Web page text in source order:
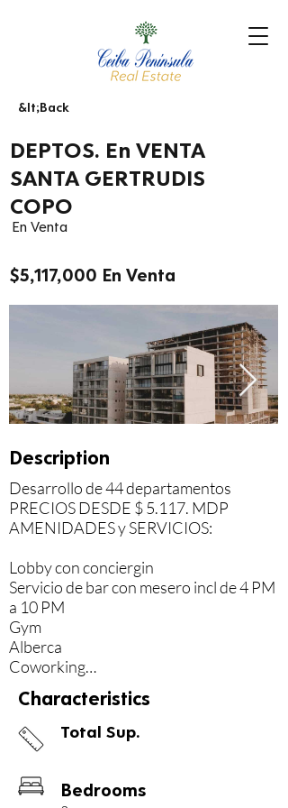
&lt;Back
DEPTOS. En VENTA
SANTA GERTRUDIS
COPO
En Venta
$5,117,000 En Venta
Description
Desarrollo de 44 departamentos
PRECIOS DESDE $ 5.117. MDP
AMENIDADES y SERVICIOS:
Lobby con conciergin
Servicio de bar con mesero incl de 4 PM
a 10 PM
Gym
Alberca
Coworking
4 elevadores
Bodega por departamento
Ductos de basura en todos los niveles
DESCRIPCIÓN DE DEPARTAMENTO:
Characteristics
Total Sup.
Bedrooms